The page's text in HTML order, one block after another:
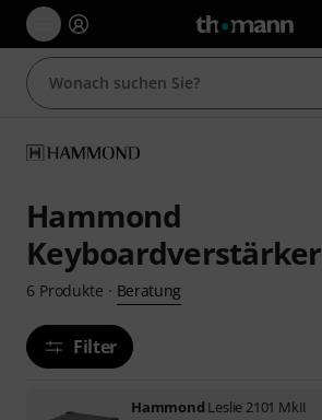
Hammond
Keyboardverstärker
6 Produkte · Beratung
Filter
Hammond Leslie 2101 MkII